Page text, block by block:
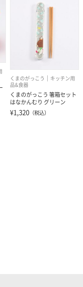
くまのがっこう
キッチン用
品&食器
くまのがっこう 箸箱セット
はなかんむり グリーン
¥1,320 （税込）